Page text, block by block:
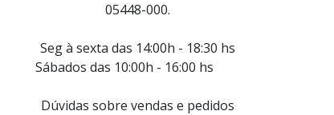
05448-000.
Seg à sexta das 14:00h - 18:30 hs
Sábados das 10:00h - 16:00 hs
Dúvidas sobre vendas e pedidos